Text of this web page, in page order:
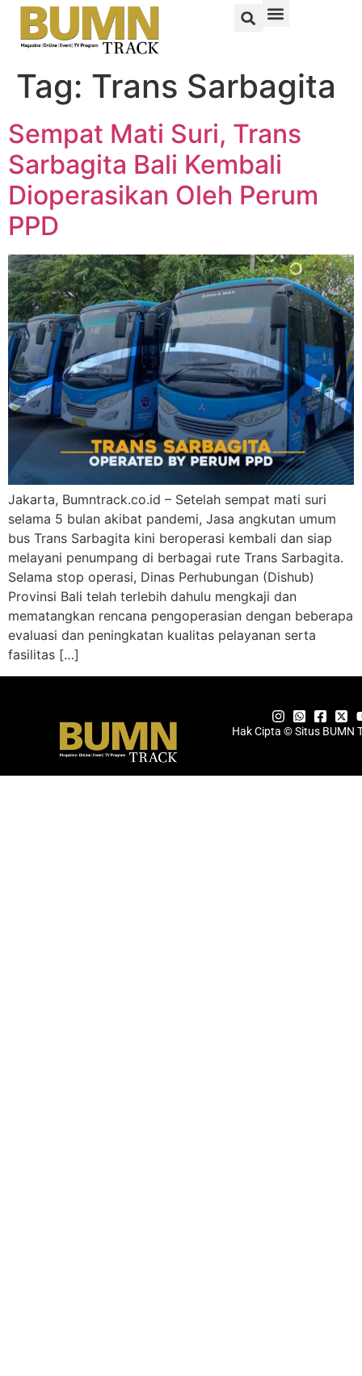
Tag: Trans Sarbagita
Sempat Mati Suri, Trans
Sarbagita Bali Kembali
Dioperasikan Oleh Perum
PPD
Jakarta, Bumntrack.co.id – Setelah sempat mati suri
selama 5 bulan akibat pandemi, Jasa angkutan umum
bus Trans Sarbagita kini beroperasi kembali dan siap
melayani penumpang di berbagai rute Trans Sarbagita.
Selama stop operasi, Dinas Perhubungan (Dishub)
Provinsi Bali telah terlebih dahulu mengkaji dan
mematangkan rencana pengoperasian dengan beberapa
evaluasi dan peningkatan kualitas pelayanan serta
fasilitas […]
Hak Cipta © Situs BUMN